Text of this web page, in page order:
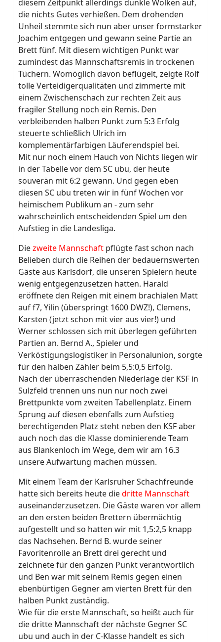
diesem Zeitpunkt allerdings dunkle Wolken auf,
die nichts Gutes verhießen. Dem drohenden
Unheil stemmte sich nun aber unser formstarker
Joachim entgegen und gewann seine Partie an
Brett fünf. Mit diesem wichtigen Punkt war
zumindest das Mannschaftsremis in trockenen
Tüchern. Womöglich davon beflügelt, zeigte Rolf
tolle Verteidigerqualitäten und zimmerte mit
einem Zwischenschach zur rechten Zeit aus
fragiler Stellung noch ein Remis. Den
verbleibenden halben Punkt zum 5:3 Erfolg
steuerte schließlich Ulrich im
komplementärfarbigen Läuferendspiel bei.
Mit nur noch einem Hauch von Nichts liegen wir
in der Tabelle vor dem SC ubu, der heute
souverän mit 6:2 gewann. Und gegen eben
diesen SC ubu treten wir in fünf Wochen vor
heimischem Publikum an - zum sehr
wahrscheinlich entscheidenden Spiel um den
Aufstieg in die Landesliga.
Diezweite Mannschaft pflügte fast schon nach
Belieben durch die Reihen der bedauernswerten
Gäste aus Karlsdorf, die unseren Spielern heute
wenig entgegenzusetzen hatten. Harald
eröffnete den Reigen mit einem brachialen Matt
auf f7, Yilin (überspringt 1600 DWZ!), Clemens,
Karsten (jetzt schon mit vier aus vier!) und
Werner schlossen sich mit überlegen geführten
Partien an. Bernd A., Spieler und
Verköstigungslogistiker in Personalunion, sorgte
für den halben Zähler beim 5,5:0,5 Erfolg.
Nach der überraschenden Niederlage der KSF in
Sulzfeld trennen uns nun nur noch zwei
Brettpunkte vom zweiten Tabellenplatz. Einem
Sprung auf diesen ebenfalls zum Aufstieg
berechtigenden Platz steht neben den KSF aber
auch noch das die Klasse dominierende Team
aus Blankenloch im Wege, dem wir am 16.3
unsere Aufwartung machen müssen.
Mit einem Team der Karlsruher Schachfreunde
hatte sich bereits heute diedritte Mannschaft
auseinanderzusetzen. Die Gäste waren vor allem
an den ersten beiden Brettern übermächtig
aufgestellt und so hatten wir mit 1,5:2,5 knapp
das Nachsehen. Bernd B. wurde seiner
Favoritenrolle an Brett drei gerecht und
zeichnete für den ganzen Punkt verantwortlich
und Ben war mit seinem Remis gegen einen
ebenbürtigen Gegner am vierten Brett für den
halben Punkt zuständig.
Wie für die erste Mannschaft, so heißt auch für
die dritte Mannschaft der nächste Gegner SC
ubu und auch in der C-Klasse handelt es sich